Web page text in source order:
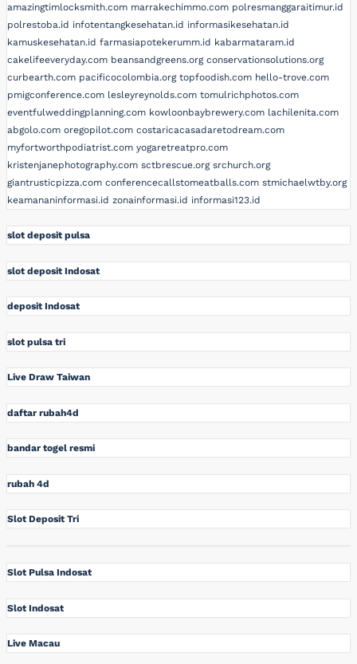
amazingtimlocksmith.com marrakechimmo.com polresmanggaraitimur.id
polrestoba.id infotentangkesehatan.id informasikesehatan.id
kamuskesehatan.id farmasiapotekerumm.id kabarmataram.id
cakelifeeveryday.com beansandgreens.org conservationsolutions.org
curbearth.com pacificocolombia.org topfoodish.com hello-trove.com
pmigconference.com lesleyreynolds.com tomulrichphotos.com
eventfulweddingplanning.com kowloonbaybrewery.com lachilenita.com
abgolo.com oregopilot.com costaricacasadaretodream.com
myfortworthpodiatrist.com yogaretreatpro.com
kristenjanephotography.com sctbrescue.org srchurch.org
giantrusticpizza.com conferencecallstomeatballs.com stmichaelwtby.org
keamananinformasi.id zonainformasi.id informasi123.id
slot deposit pulsa
slot deposit Indosat
deposit Indosat
slot pulsa tri
Live Draw Taiwan
daftar rubah4d
bandar togel resmi
rubah 4d
Slot Deposit Tri
Slot Pulsa Indosat
Slot Indosat
Live Macau